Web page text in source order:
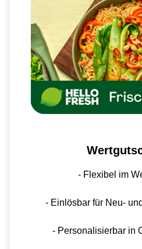
- Flexibel im
- Einlösbar für Neu-
- Personalisierbar in